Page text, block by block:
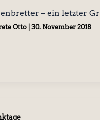
– ein letzter
Otto 30. November 2018